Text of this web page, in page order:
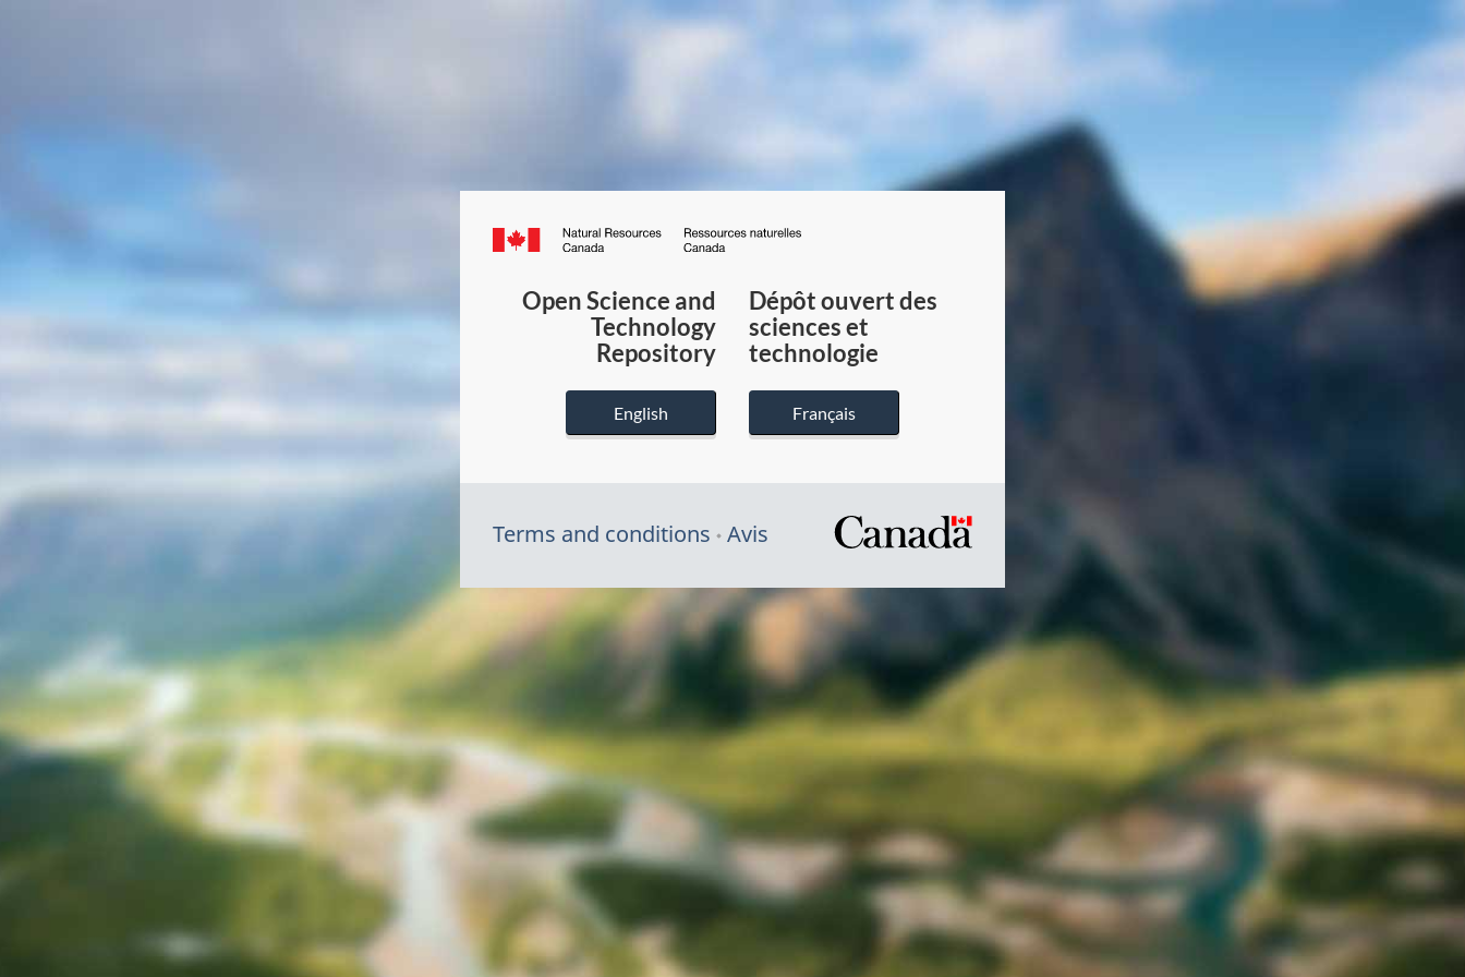
Canada.ca
du
Canada
Open Science and
Technology
Repository
English
Dépôt ouvert des
sciences et
technologie
Français
Terms and conditions Avis
/
gouvernement
du